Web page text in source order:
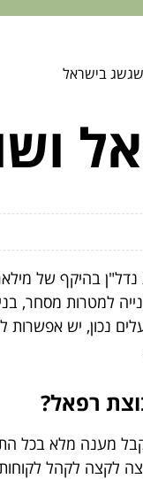
בישראל
בהיקף של
למטרות מסחר,
נכון, יש אפשרות
רפאל?
מענה מלא בכל
לקצה לקהל